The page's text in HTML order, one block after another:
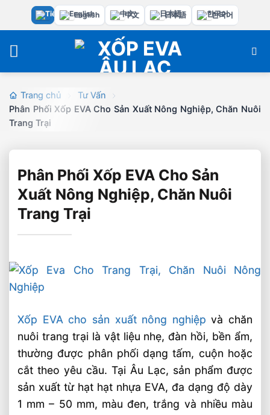
dung
English 中文 日本語 한국어
Trang chủ
Tư Vấn
Phân Phối Xốp EVA Cho Sản Xuất Nông Nghiệp, Chăn Nuôi
Trang Trại
Phân Phối Xốp EVA Cho Sản
Xuất Nông Nghiệp, Chăn Nuôi
Trang Trại
Xốp EVA cho sản xuất nông nghiệp và chăn
nuôi trang trại là vật liệu nhẹ, đàn hồi, bền ẩm,
thường được phân phối dạng tấm, cuộn hoặc
cắt theo yêu cầu. Tại Âu Lạc, sản phẩm được
sản xuất từ hạt hạt nhựa EVA, đa dạng độ dày
1 mm – 50 mm, màu đen, trắng và nhiều màu